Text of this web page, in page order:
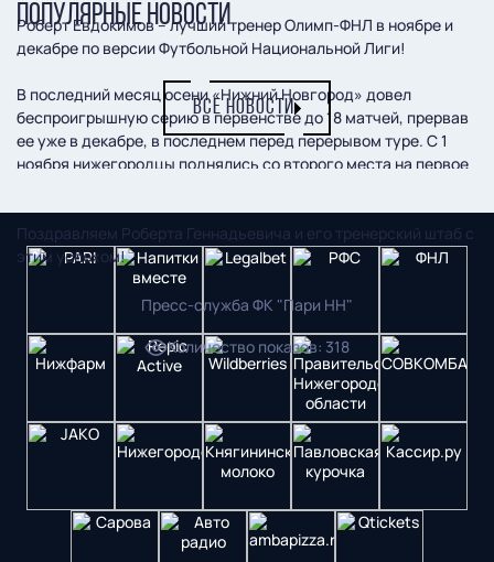
Роберт Евдокимов – лучший тренер Олимп-ФНЛ в ноябре и
декабре по версии Футбольной Национальной Лиги!
В последний месяц осени «Нижний Новгород» довел
беспроигрышную серию в первенстве до 18 матчей, прервав
ее уже в декабре, в последнем перед перерывом туре. С 1
ноября нижегородцы поднялись со второго места на первое
Поздравляем Роберта Геннадьевича и его тренерский штаб с
этим успехом!
Пресс-служба ФК "Пари НН"
Количество показов: 318
ПОПУЛЯРНЫЕ НОВОСТИ
ВСЕ НОВОСТИ